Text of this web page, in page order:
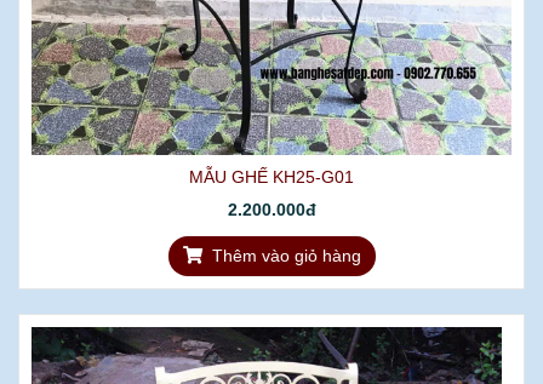
MẪU GHẾ KH25-G01
2.200.000đ
Thêm vào giỏ hàng